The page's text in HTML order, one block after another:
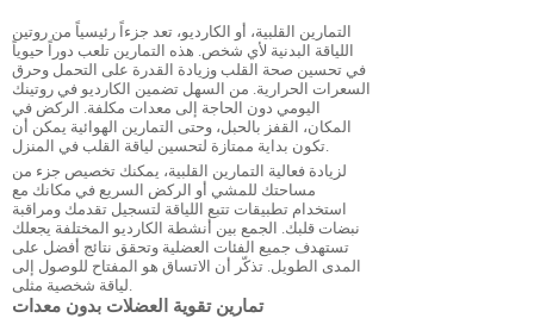
التمارين القلبية، أو الكارديو، تعد جزءاً رئيسياً من روتين
اللياقة البدنية لأي شخص. هذه التمارين تلعب دوراً حيوياً
في تحسين صحة القلب وزيادة القدرة على التحمل وحرق
السعرات الحرارية. من السهل تضمين الكارديو في روتينك
اليومي دون الحاجة إلى معدات مكلفة. الركض في
المكان، القفز بالحبل، وحتى التمارين الهوائية يمكن أن
تكون بداية ممتازة لتحسين لياقة القلب في المنزل.
لزيادة فعالية التمارين القلبية، يمكنك تخصيص جزء من
مساحتك للمشي أو الركض السريع في مكانك مع
استخدام تطبيقات تتبع اللياقة لتسجيل تقدمك ومراقبة
نبضات قلبك. الجمع بين أنشطة الكارديو المختلفة يجعلك
تستهدف جميع الفئات العضلية وتحقق نتائج أفضل على
المدى الطويل. تذكّر أن الاتساق هو المفتاح للوصول إلى
لياقة شخصية مثلى.
تمارين تقوية العضلات بدون معدات